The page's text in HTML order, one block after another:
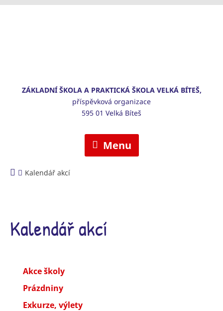
ZÁKLADNÍ ŠKOLA A PRAKTICKÁ ŠKOLA VELKÁ BÍTEŠ,
příspěvková organizace
595 01 Velká Bíteš
Menu
Kalendář akcí
Kalendář akcí
Akce školy
Prázdniny
Exkurze, výlety